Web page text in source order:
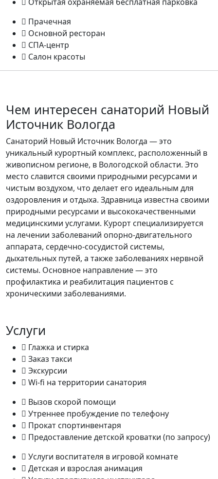
Прачечная
Основной ресторан
СПА-центр
Салон красоты
Чем интересен санаторий Новый
Источник Вологда
Санаторий Новый Источник Вологда — это
уникальный курортный комплекс, расположенный в
живописном регионе, в Вологодской области. Это
место славится своими природными ресурсами и
чистым воздухом, что делает его идеальным для
оздоровления и отдыха. Здравница известна своими
природными ресурсами и высококачественными
медицинскими услугами. Курорт специализируется
на лечении заболеваний опорно-двигательного
аппарата, сердечно-сосудистой системы,
дыхательных путей, а также заболеваниях нервной
системы. Основное направление — это
профилактика и реабилитация пациентов с
хроническими заболеваниями.
Услуги
Глажка и стирка
Заказ такси
Экскурсии
Wi-fi на территории санатория
Вызов скорой помощи
Утреннее пробуждение по телефону
Прокат спортинвентаря
Предоставление детской кроватки (по запросу)
Услуги воспитателя в игровой комнате
Детская и взрослая анимация